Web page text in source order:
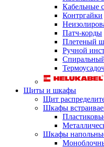
Кабельные
Контргайки
Патч-корды
Плетеный
Ручной
Щиты и шкафы
Щит
Шкафы
Шкафы